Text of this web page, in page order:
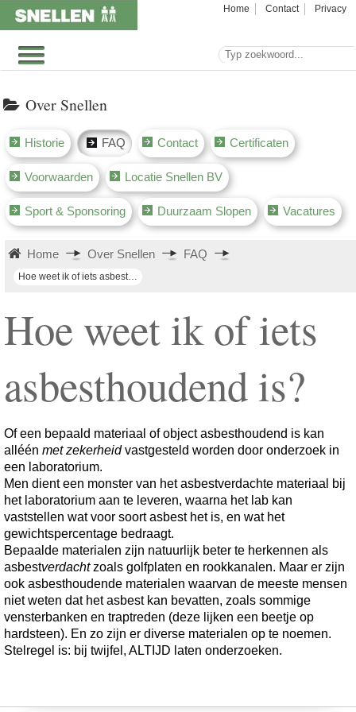
Home Contact Privacy
Over Snellen
Historie FAQ Contact Certificaten
Voorwaarden Locatie Snellen BV
Sport & Sponsoring Duurzaam Slopen Vacatures
Home Over Snellen FAQ
Hoe weet ik of iets asbesthoudend is?
Hoe weet ik of iets
asbesthoudend is?
Of een bepaald materiaal of object asbesthoudend is kan
alléén met zekerheidvastgesteld worden door onderzoek in
een laboratorium.
Men dient een monster van het asbestverdachte materiaal bij
het laboratorium aan te leveren, waarna het lab kan
vaststellen wat voor soort asbest het is, en wat het
gewichtspercentage bedraagt.
Bepaalde materialen zijn natuurlijk beter te herkennen als
asbestverdachtzoals golfplaten en rookkanalen. Maar er zijn
ook asbesthoudende materialen waarvan de meeste mensen
niet weten dat het asbest kan bevatten, zoals sommige
vensterbanken en traptreden (deze lijken een beetje op
hardsteen). En zo zijn er diverse materialen op te noemen.
Stelregel is: bij twijfel, ALTIJD laten onderzoeken.